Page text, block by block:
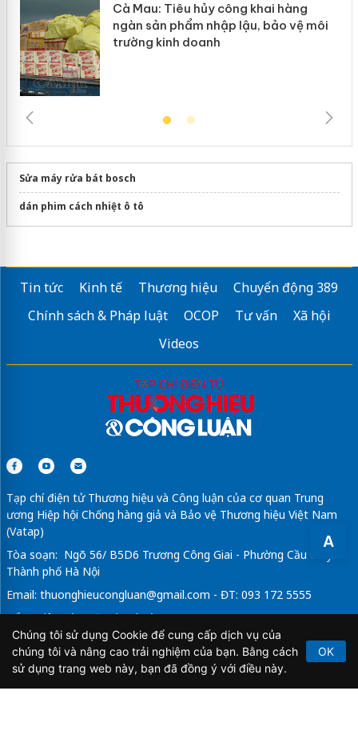
A
Cà Mau: Tiêu hủy công khai hàng
ngàn sản phẩm nhập lậu, bảo vệ môi
trường kinh doanh
Sửa máy rửa bát bosch
dán phim cách nhiệt ô tô
Tin tức Kinh tế Thương hiệu
Chuyển động 389
Chính sách & Pháp luật
OCOP Tư vấn
Xã hội
Videos
Tạp chí điện tử Thương hiệu và Công luận của cơ quan Trung
ương Hiệp hội Chống hàng giả và Bảo vệ Thương hiệu Việt Nam
(Vatap)
Tòa soạn: Ngõ 56/ B5D6 Trương Công Giai - Phường Cầu Giấy -
Thành phố Hà Nội
Email: thuonghieucongluan@gmail.com - ĐT: 093 172 5555
Tổng Biên Tập: Vũ Đức Thuận
Giấy phép hoạt động báo chí điện tử số 64/GP-BTTTT do Bộ
Thông tin và Truyền thông cấp ngày 21/2/2020.
Chúng tôi sử dụng Cookie để cung cấp dịch vụ của
chúng tôi và nâng cao trải nghiệm của bạn. Bằng cách
sử dụng trang web này, bạn đã đồng ý với điều này.
OK